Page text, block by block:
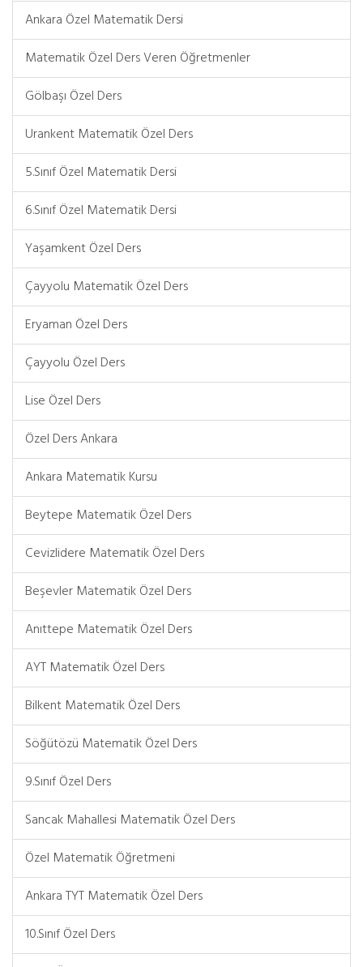
Ankara Özel Matematik Dersi
Matematik Özel Ders Veren Öğretmenler
Gölbaşı Özel Ders
Urankent Matematik Özel Ders
5.Sınıf Özel Matematik Dersi
6.Sınıf Özel Matematik Dersi
Yaşamkent Özel Ders
Çayyolu Matematik Özel Ders
Eryaman Özel Ders
Çayyolu Özel Ders
Lise Özel Ders
Özel Ders Ankara
Ankara Matematik Kursu
Beytepe Matematik Özel Ders
Cevizlidere Matematik Özel Ders
Beşevler Matematik Özel Ders
Anıttepe Matematik Özel Ders
AYT Matematik Özel Ders
Bilkent Matematik Özel Ders
Söğütözü Matematik Özel Ders
9.Sınıf Özel Ders
Sancak Mahallesi Matematik Özel Ders
Özel Matematik Öğretmeni
Ankara TYT Matematik Özel Ders
10.Sınıf Özel Ders